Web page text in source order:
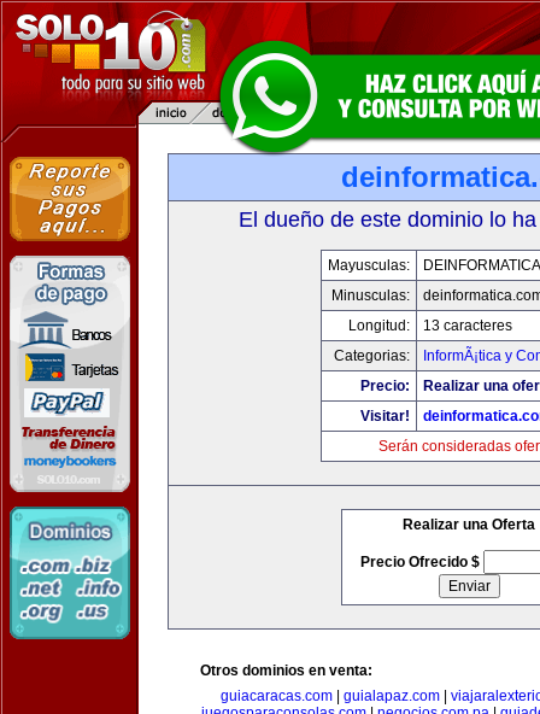
El dueño de este dominio lo
Mayusculas:
Minusculas:
Longitud:
13 caracteres
Categorias:
InformÃ¡tica y
Precio:
Realizar una
Visitar!
Serán consideradas
Realizar una Oferta
Precio Ofrecido $
Otros dominios en venta:
guiacaracas.com
guialapaz.com